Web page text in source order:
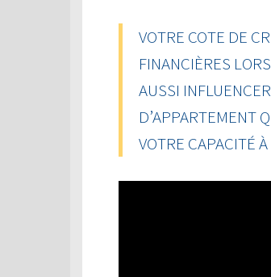
VOTRE COTE DE
FINANCIÈRES
AUSSI
D’APPARTEMENT
VOTRE CAPACITÉ